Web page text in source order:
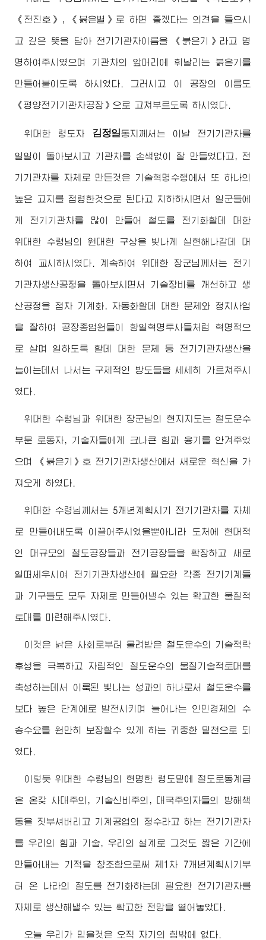
《전진호》, 《붉은별》로 하면 좋겠다는 의견을 들으시
고 깊은 뜻을 담아 전기기관차이름을 《붉은기》라고 명
명하여주시였으며 기관차의 앞머리에 휘날리는 붉은기를
만들어붙이도록 하시였다. 그러시고 이 공장의 이름도
《평양전기기관차공장》으로 고쳐부르도록 하시였다.
위대한 령도자 김정일동지 께서는 이날 전기기관차를
일일이 돌아보시고 기관차를 손색없이 잘 만들었다고, 전
기기관차를 자체로 만든것은 기술혁명수행에서 또 하나의
높은 고지를 점령한것으로 된다고 치하하시면서 일군들에
게 전기기관차를 많이 만들어 철도를 전기화할데 대한
위대한 수령님 의 원대한 구상을 빛나게 실현해나갈데 대
하여 교시하시였다. 계속하여 위대한 장군님 께서는 전기
기관차생산공정을 돌아보시면서 기술장비를 개선하고 생
산공정을 점차 기계화, 자동화할데 대한 문제와 정치사업
을 잘하여 공장종업원들이 항일혁명투사들처럼 혁명적으
로 살며 일하도록 할데 대한 문제 등 전기기관차생산을
늘이는데서 나서는 구체적인 방도들을 세세히 가르쳐주시
였다.
위대한 수령님 과 위대한 장군님의 현지지도는 철도운수
부문 로동자, 기술자들에게 크나큰 힘과 용기를 안겨주었
으며 《붉은기》호 전기기관차생산에서 새로운 혁신을 가
져오게 하였다.
위대한 수령님 께서는 5개년계획시기 전기기관차를 자체
로 만들어내도록 이끌어주시였을뿐아니라 도처에 현대적
인 대규모의 철도공장들과 전기공장들을 확장하고 새로
일떠세우시여 전기기관차생산에 필요한 각종 전기기계들
과 기구들도 모두 자체로 만들어낼수 있는 확고한 물질적
토대를 마련해주시였다.
이것은 낡은 사회로부터 물려받은 철도운수의 기술적락
후성을 극복하고 자립적인 철도운수의 물질기술적토대를
축성하는데서 이룩된 빛나는 성과의 하나로서 철도운수를
보다 높은 단계에로 발전시키며 늘어나는 인민경제의 수
송수요를 원만히 보장할수 있게 하는 귀중한 밑천으로 되
였다.
이렇듯위대한 수령님 의 현명한 령도밑에 철도로동계급
은 온갖 사대주의, 기술신비주의, 대국주의자들의 방해책
동을 짓부셔버리고 기계공업의 정수라고 하는 전기기관차
를 우리의 힘과 기술, 우리의 설계로 그것도 짧은 기간에
만들어내는 기적을 창조함으로써 제1차 7개년계획시기부
터 온 나라의 철도를 전기화하는데 필요한 전기기관차를
자체로 생산해낼수 있는 확고한 전망을 열어놓았다.
오늘 우리가 믿을것은 오직 자기의 힘밖에 없다.